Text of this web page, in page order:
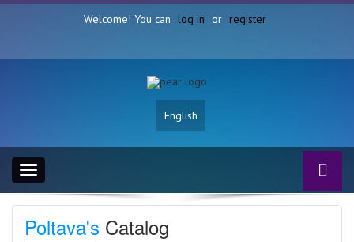
Welcome! You can log in or register
English
Toggle
navigation
Poltava's Catalog